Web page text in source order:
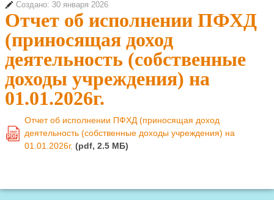
Создано: 30 января 2026
Отчет об исполнении ПФХД
(приносящая доход
деятельность (собственные
доходы учреждения) на
01.01.2026г.
PDF
Отчет об исполнении ПФХД (приносящая доход
деятельность (собственные доходы учреждения) на
01.01.2026г. (pdf, 2.5 MБ)